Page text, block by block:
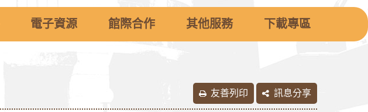
電子資源 館際合作 其他服務 下載專區
友善列印 訊息分享